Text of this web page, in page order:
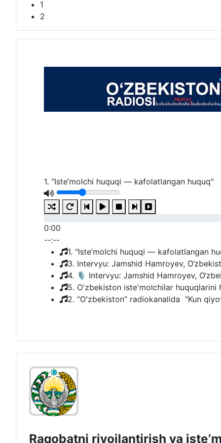
1. "Iste’molchi huquqi — kafolatlangan huquq"
0:00
--:--
1. "Iste’molchi huquqi — kafolatlangan
3. Intervyu: Jamshid Hamroyev,
4. 🎙 Intervyu: Jamshid Hamroyev,
5. O'zbekiston iste'molchilar huquqlarini
2. “Oʻzbekiston” radiokanalida "Kun
1
2
Raqobatni rivojlantirish va